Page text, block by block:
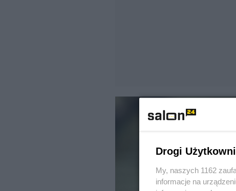
Drogi
My, naszych 1162
informacje na